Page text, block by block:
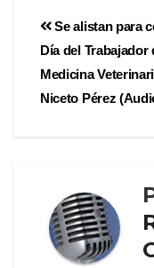
Se alistan para
Día del Trabajador
Medicina
Niceto Pérez